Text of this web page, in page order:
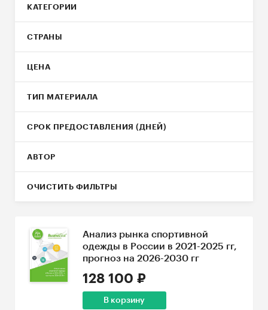
КАТЕГОРИИ
СТРАНЫ
ЦЕНА
ТИП МАТЕРИАЛА
СРОК ПРЕДОСТАВЛЕНИЯ (ДНЕЙ)
АВТОР
ОЧИСТИТЬ ФИЛЬТРЫ
Анализ рынка спортивной
одежды в России в 2021-2025 гг,
прогноз на 2026-2030 гг
128 100 ₽
В корзину